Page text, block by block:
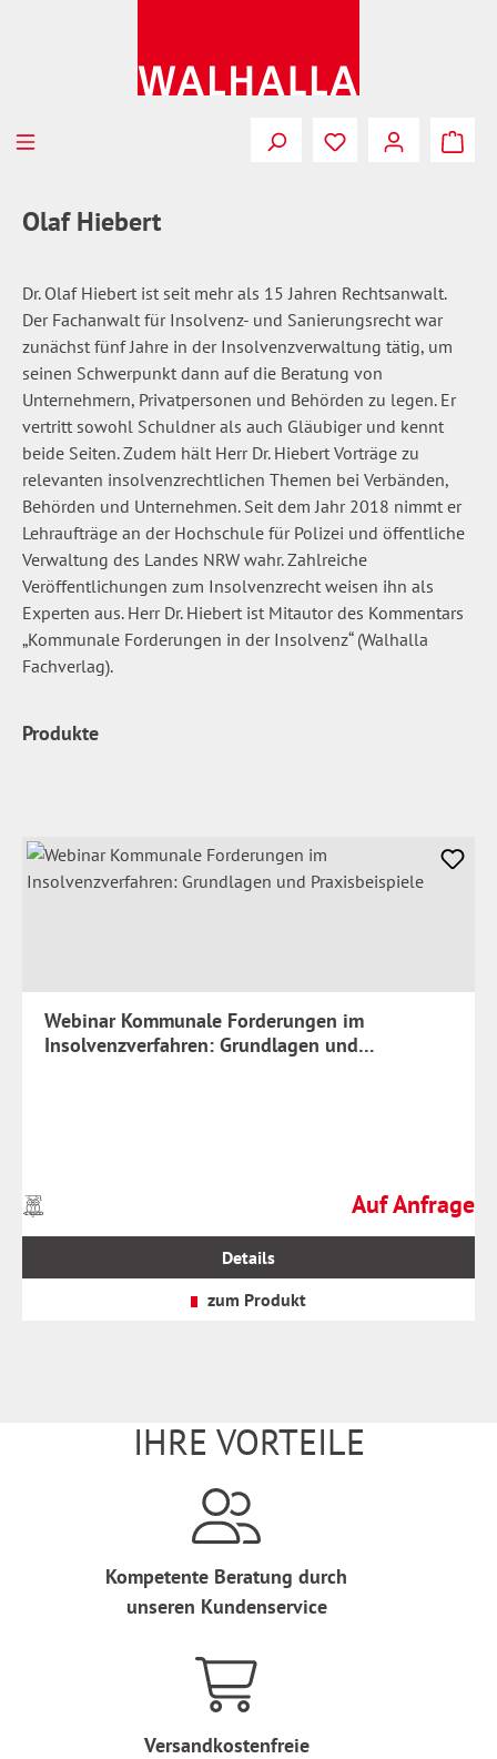
Du hast 0
Olaf Hiebert
Dr. Olaf Hiebert ist seit mehr als 15 Jahren Rechtsanwalt.
Der Fachanwalt für Insolvenz- und Sanierungsrecht war
zunächst fünf Jahre in der Insolvenzverwaltung tätig, um
seinen Schwerpunkt dann auf die Beratung von
Unternehmern, Privatpersonen und Behörden zu legen. Er
vertritt sowohl Schuldner als auch Gläubiger und kennt
beide Seiten. Zudem hält Herr Dr. Hiebert Vorträge zu
relevanten insolvenzrechtlichen Themen bei Verbänden,
Behörden und Unternehmen. Seit dem Jahr 2018 nimmt er
Lehraufträge an der Hochschule für Polizei und öffentliche
Verwaltung des Landes NRW wahr. Zahlreiche
Veröffentlichungen zum Insolvenzrecht weisen ihn als
Experten aus. Herr Dr. Hiebert ist Mitautor des Kommentars
„Kommunale Forderungen in der Insolvenz“ (Walhalla
Fachverlag).
Produkte
Webinar Kommunale Forderungen im
Insolvenzverfahren: Grundlagen und
Regulärer Preis:
Auf Anfrage
Preise
inkl.
Details
zum Produkt
IHRE VORTEILE
Kompetente Beratung durch
unseren Kundenservice
Versandkostenfreie